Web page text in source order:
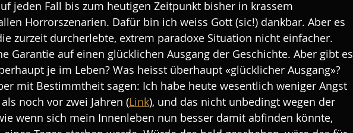
jeden Fall bis zum heutigen Zeitpunkt bisher in krassem
Horrorszenarien. Dafür bin ich weiss Gott (sic!) dankbar. Aber es
zurzeit durcherlebte, extrem paradoxe Situation nicht einfacher.
Garantie auf einen glücklichen Ausgang der Geschichte. Aber gibt es
je im Leben? Was heisst überhaupt «glücklicher Ausgang»?
mit Bestimmtheit sagen: Ich habe heute wesentlich weniger Angst
noch vor zwei Jahren (Link), und das nicht unbedingt wegen der
wenn sich mein Innenleben nun besser damit abfinden könnte,